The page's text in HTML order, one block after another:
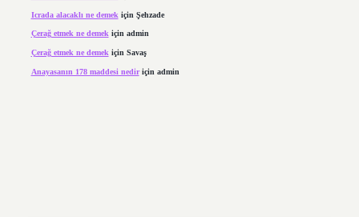
Icrada alacaklı ne demek için Şehzade
Çerağ etmek ne demekiçin admin
Çerağ etmek ne demek için Savaş
Anayasanın 178 maddesi nediriçin admin